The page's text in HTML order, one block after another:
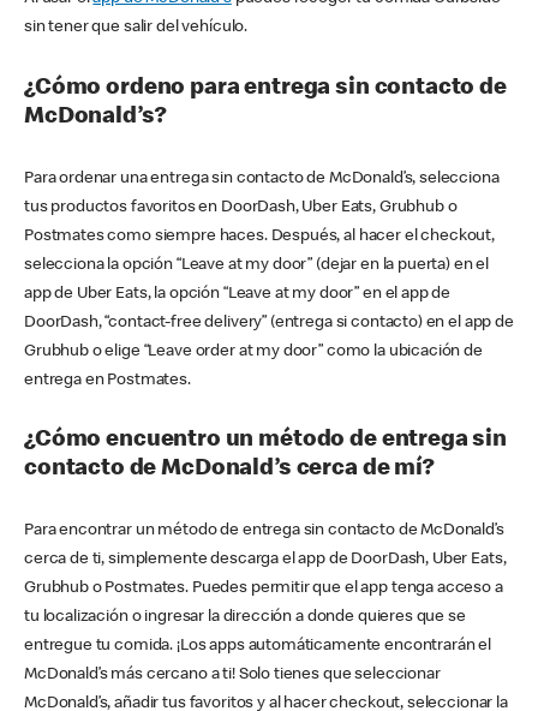
sin tener que salir del vehículo.
¿Cómo ordeno para entrega sin contacto de
McDonald’s?
Para ordenar una entrega sin contacto de McDonald’s, selecciona
tus productos favoritos en DoorDash, Uber Eats, Grubhub o
Postmates como siempre haces. Después, al hacer el checkout,
selecciona la opción “Leave at my door” (dejar en la puerta) en el
app de Uber Eats, la opción “Leave at my door” en el app de
DoorDash, “contact-free delivery” (entrega si contacto) en el app de
Grubhub o elige “Leave order at my door” como la ubicación de
entrega en Postmates.
¿Cómo encuentro un método de entrega sin
contacto de McDonald’s cerca de mí?
Para encontrar un método de entrega sin contacto de McDonald’s
cerca de ti, simplemente descarga el app de DoorDash, Uber Eats,
Grubhub o Postmates. Puedes permitir que el app tenga acceso a
tu localización o ingresar la dirección a donde quieres que se
entregue tu comida. ¡Los apps automáticamente encontrarán el
McDonald’s más cercano a ti! Solo tienes que seleccionar
McDonald’s, añadir tus favoritos y al hacer checkout, seleccionar la